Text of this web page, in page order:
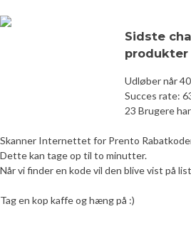
Sidste
produkter
Udløber når
Succes rate:
23 Brugere
Skanner Internettet for Prento
Dette kan tage op til to minutter.
Når vi finder en kode vil den blive vist på
Tag en kop kaffe og hæng på :)